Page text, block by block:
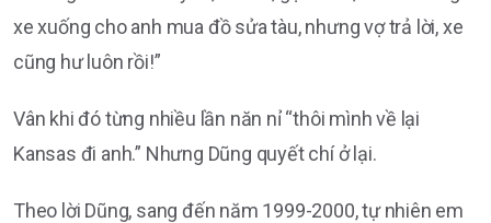
xe xuống cho anh mua đồ sửa tàu, nhưng vợ trả lời, xe
cũng hư luôn rồi!”
Vân khi đó từng nhiều lần năn nỉ “thôi mình về lại
Kansas đi anh.” Nhưng Dũng quyết chí ở lại.
Theo lời Dũng, sang đến năm 1999-2000, tự nhiên em